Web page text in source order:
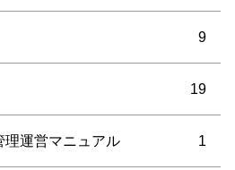
9
19
理運営マニュアル 1